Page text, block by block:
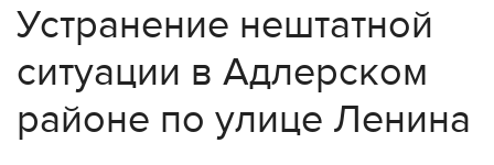
Устранение нештатной
ситуации в Адлерском
районе по улице Ленина